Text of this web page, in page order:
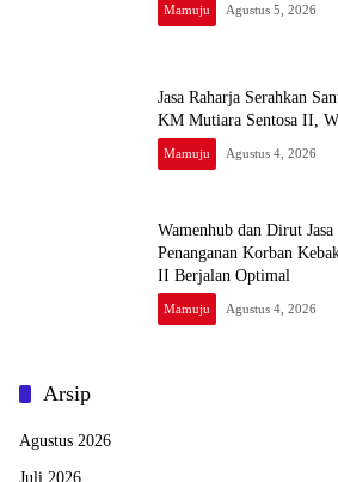
Mamuju Agustus 5, 2026
Jasa Raharja Serahkan
KM Mutiara Sentosa II,
Mamuju Agustus 4, 2026
Wamenhub dan Dirut Jasa
Penanganan Korban
II Berjalan Optimal
Mamuju Agustus 4, 2026
Arsip
Agustus 2026
Juli 2026